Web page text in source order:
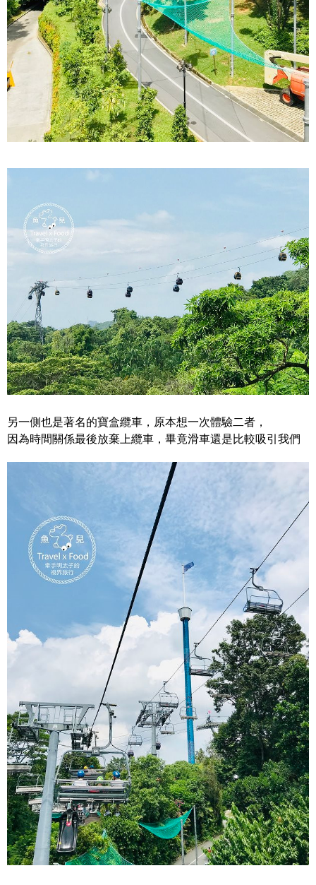
另一側也是著名的寶盒纜車，原本想一次體驗二者，
因為時間關係最後放棄上纜車，畢竟滑車還是比較吸引我們